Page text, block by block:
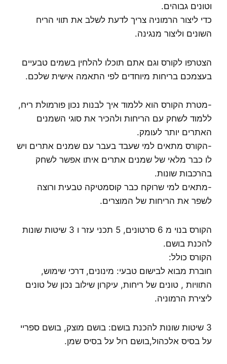
דנה
גת
וטונים גבוהים.
כדי ליצור הרמוניה צריך לדעת לשלב את תווי הריח
השונים וליצור מנגינה.
הצטרפו לקורס וגם אתם תוכלו להלחין בשמים טבעיים
בעצמכם בריחות מיוחדים לפי התאמה אישית שלכם.
-מטרת הקורס הוא ללמוד איך לבנות נכון פורמולת ריח,
ללמוד לשחק עם הריחות ולהכיר את סוגי השמנים
האתרים יותר לעומק.
-הקורס מתאים למי שעבד בעבר עם שמנים אתרים ויש
לו כבר מלאי של שמנים אתרים איתו אפשר לשחק
בהרכבות שונות.
-מתאים למי שרוקח כבר קוסמטיקה טבעית ורוצה
לשפר את הריחות של המוצרים.
הקורס בנוי מ 6 סרטונים, 5 תכני עזר ו 3 שיטות שונות
להכנת בושם.
הקורס כולל:
חוברת מבוא לבישום טבעי: מינונים, דרכי שימוש,
התוויות , טונים של ריחות, עיקרון שילוב נכון של טונים
ליצירת הרמוניה.
3 שיטות שונות להכנת בושם: בושם מוצק, בושם ספריי
על בסיס אלכהול,בושם רול על בסיס שמן.